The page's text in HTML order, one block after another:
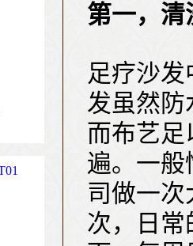
第一，清
足疗沙
发虽然防
而布艺足
遍。一般
司做一
次，日常